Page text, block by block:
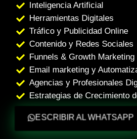
Inteligencia Artificial
Herramientas Digitales
Tráfico y Publicidad Online
Contenido y Redes Sociales
Funnels & Growth Marketing
Email marketing y
Agencias y Profesionales
Estrategias de Crecimiento
ESCRIBIR AL WHATSAPP